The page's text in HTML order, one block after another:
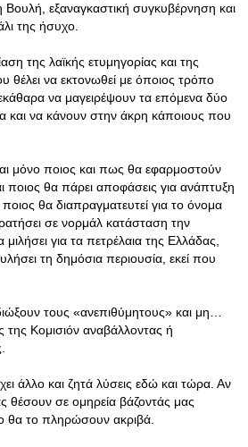
εξαναγκαστική συγκυβέρνηση και
της ήσυχο.
της λαϊκής ετυμηγορίας και της
να εκτονωθεί με όποιος τρόπο
να μαγειρέψουν τα επόμενα δύο
και να κάνουν στην άκρη κάποιους που
μόνο ποιος και πως θα εφαρμοστούν
ποιος θα πάρει αποφάσεις για ανάπτυξη
ποιος θα διαπραγματευτεί για το όνομα
σε νορμάλ κατάσταση την
για τα πετρέλαια της Ελλάδας,
τη δημόσια περιουσία, εκεί που
τους «ανεπιθύμητους» και μη…
της Κομισιόν αναβάλλοντας ή
άλλο και ζητά λύσεις εδώ και τώρα. Αν
θέσουν σε ομηρεία βάζοντάς μας
θα το πληρώσουν ακριβά.